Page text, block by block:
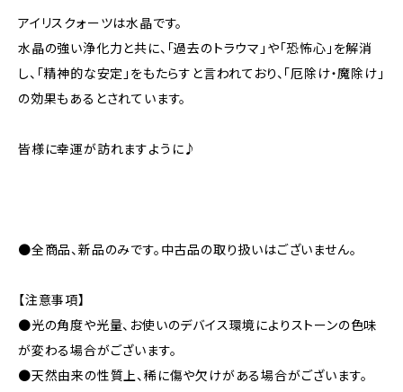
アイリスクォーツは水晶です。
水晶の強い浄化力と共に、「過去のトラウマ」や「恐怖心」を解消
し、「精神的な安定」をもたらすと言われており、「厄除け・魔除け」
の効果もあるとされています。
皆様に幸運が訪れますように♪
●全商品、新品のみです。中古品の取り扱いはございません。
【注意事項】
●光の角度や光量、お使いのデバイス環境によりストーンの色味
が変わる場合がございます。
●天然由来の性質上、稀に傷や欠けがある場合がございます。